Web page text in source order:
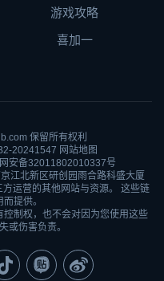
游戏攻略
喜加一
保留所有权利
20241547 网站地图
安备32011802010337号
江北新区研创园雨合路科盛大厦
运营的其他网站与资源。 这些链
提供。
制权，也不会对因为您使用这些
或伤害负责。